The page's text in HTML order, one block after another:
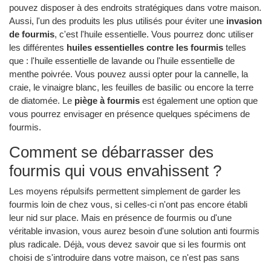
pouvez disposer à des endroits stratégiques dans votre maison.
Aussi, l'un des produits les plus utilisés pour éviter une invasion
de fourmis, c'est l'huile essentielle. Vous pourrez donc utiliser
les différentes huiles essentielles contre les fourmis telles
que : l'huile essentielle de lavande ou l'huile essentielle de
menthe poivrée. Vous pouvez aussi opter pour la cannelle, la
craie, le vinaigre blanc, les feuilles de basilic ou encore la terre
de diatomée. Le piège à fourmis est également une option que
vous pourrez envisager en présence quelques spécimens de
fourmis.
Comment se débarrasser des
fourmis qui vous envahissent ?
Les moyens répulsifs permettent simplement de garder les
fourmis loin de chez vous, si celles-ci n'ont pas encore établi
leur nid sur place. Mais en présence de fourmis ou d'une
véritable invasion, vous aurez besoin d'une solution anti fourmis
plus radicale. Déjà, vous devez savoir que si les fourmis ont
choisi de s'introduire dans votre maison, ce n'est pas sans